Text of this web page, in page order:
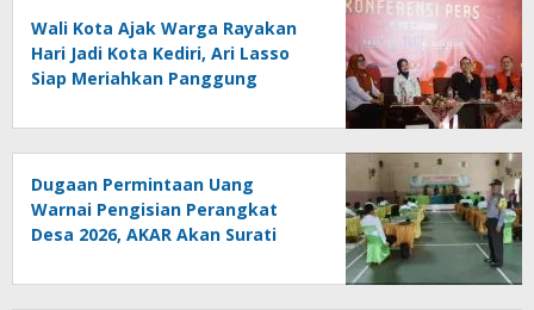
Wali Kota Ajak Warga Rayakan
Hari Jadi Kota Kediri, Ari Lasso
Siap Meriahkan Panggung
Dugaan Permintaan Uang
Warnai Pengisian Perangkat
Desa 2026, AKAR Akan Surati